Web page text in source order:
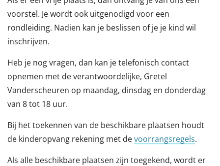
voorstel. Je wordt ook uitgenodigd voor een
rondleiding. Nadien kan je beslissen of je je kind wil
inschrijven.
Heb je nog vragen, dan kan je telefonisch contact
opnemen met de verantwoordelijke, Gretel
Vanderscheuren op maandag, dinsdag en donderdag
van 8 tot 18 uur.
Bij het toekennen van de beschikbare plaatsen houdt
de kinderopvang rekening met devoorrangsregels.
Als alle beschikbare plaatsen zijn toegekend, wordt er